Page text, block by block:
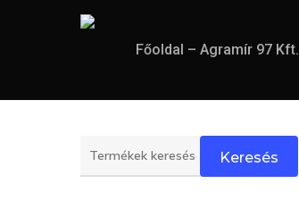
content
Főoldal – Agramír 97 Kft.
Keresés
a
Keresés